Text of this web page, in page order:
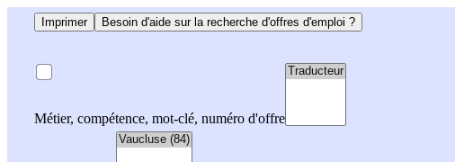
Imprimer Besoin d'aide sur la recherche d'offres d'emploi ?
Métier, compétence, mot-clé, numéro d'offre